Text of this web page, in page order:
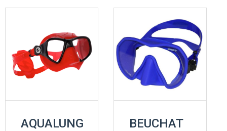
AQUALUNG
BEUCHAT